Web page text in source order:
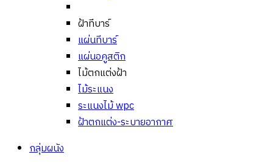
ฝ้าทีบาร์
แผ่นทีบาร์
แผ่นอคูสติก
ไม้ตกแต่งฝ้า
ไม้ระแนง
ระแนงไม้ wpc
ฝ้าตกแต่ง-ระบายอากาศ
กลุ่มผนัง